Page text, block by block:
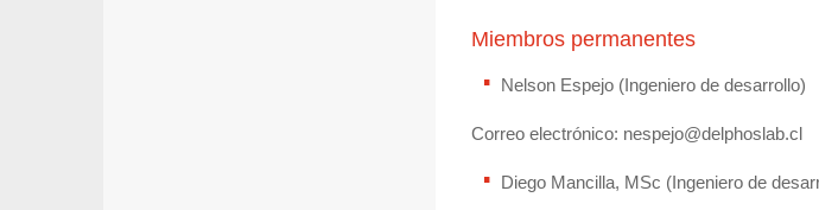
Miembros permanentes
Nelson Espejo (Ingeniero de desarrollo)
Correo electrónico: nespejo@delphoslab.cl
Diego Mancilla, MSc (Ingeniero de